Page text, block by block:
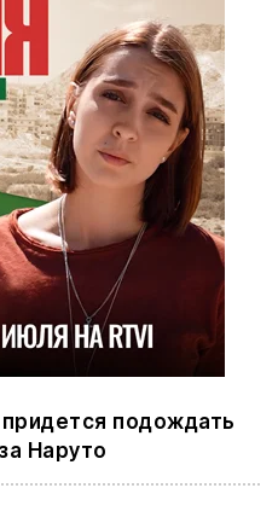
подождать
Наруто